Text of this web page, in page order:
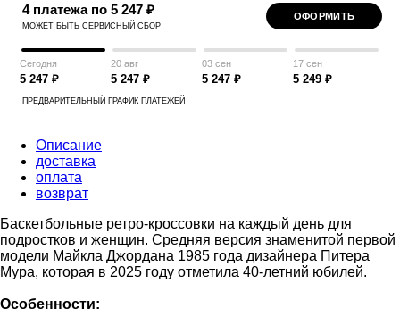
4 платежа по 5 247 ₽
МОЖЕТ БЫТЬ СЕРВИСНЫЙ СБОР
ОФОРМИТЬ
Сегодня
5 247 ₽
20 авг
5 247 ₽
03 сен
5 247 ₽
17 сен
5 249 ₽
ПРЕДВАРИТЕЛЬНЫЙ ГРАФИК ПЛАТЕЖЕЙ
Описание
доставка
оплата
возврат
Баскетбольные ретро-кроссовки на каждый день для
подростков и женщин. Средняя версия знаменитой первой
модели Майкла Джордана 1985 года дизайнера Питера
Мура, которая в 2025 году отметила 40-летний юбилей.
Особенности: